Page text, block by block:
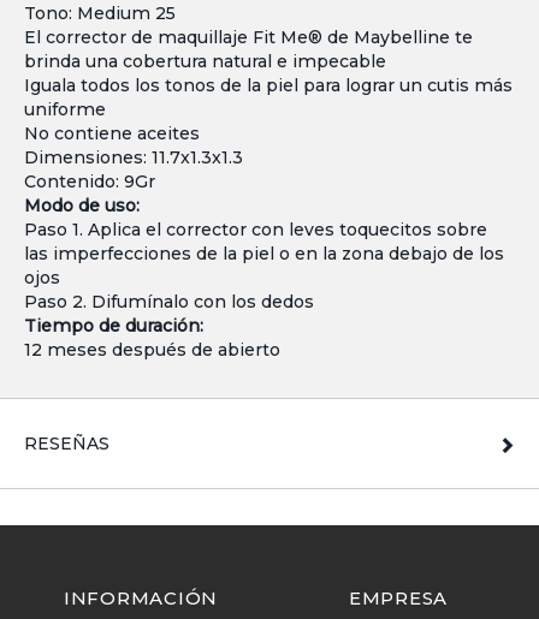
Tono: Medium 25
El corrector de maquillaje Fit Me® de Maybelline te
brinda una cobertura natural e impecable
Iguala todos los tonos de la piel para lograr un cutis más
uniforme
No contiene aceites
Dimensiones: 11.7x1.3x1.3
Contenido: 9Gr
Modo de uso:
Paso 1. Aplica el corrector con leves toquecitos sobre
las imperfecciones de la piel o en la zona debajo de los
ojos
Paso 2. Difumínalo con los dedos
Tiempo de duración:
12 meses después de abierto
RESEÑAS
INFORMACIÓN EMPRESA